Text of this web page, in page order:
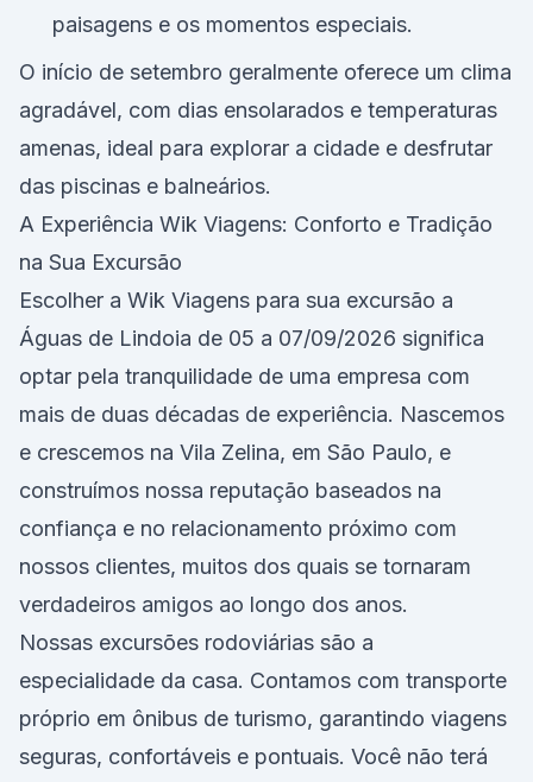
paisagens e os momentos especiais.
O início de setembro geralmente oferece um clima
agradável, com dias ensolarados e temperaturas
amenas, ideal para explorar a cidade e desfrutar
das piscinas e balneários.
A Experiência Wik Viagens: Conforto e Tradição
na Sua Excursão
Escolher a Wik Viagens para sua excursão a
Águas de Lindoia de 05 a 07/09/2026 significa
optar pela tranquilidade de uma empresa com
mais de duas décadas de experiência. Nascemos
e crescemos na Vila Zelina, em São Paulo, e
construímos nossa reputação baseados na
confiança e no relacionamento próximo com
nossos clientes, muitos dos quais se tornaram
verdadeiros amigos ao longo dos anos.
Nossas excursões rodoviárias são a
especialidade da casa. Contamos com transporte
próprio em ônibus de turismo, garantindo viagens
seguras, confortáveis e pontuais. Você não terá